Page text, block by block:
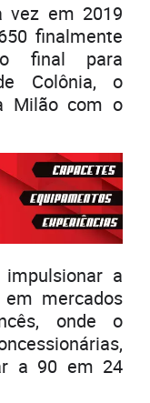
vez em 2019
finalmente
final para
Colônia, o
Milão com o
a
mercados
onde o
a 90 em 24